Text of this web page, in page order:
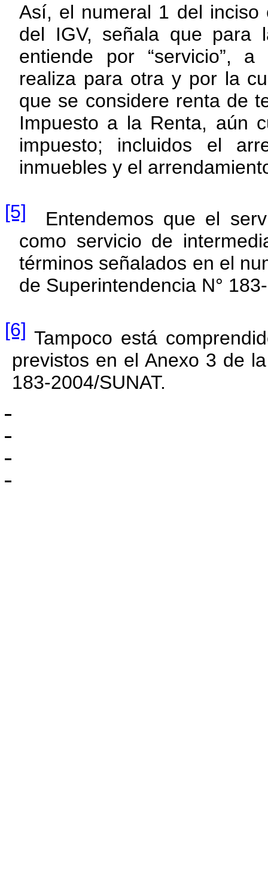
Así, el numeral 1 del
del IGV, señala que para
entiende por “servicio”,
realiza para otra y por la
que se considere renta de
Impuesto a la Renta, aún
impuesto; incluidos el
inmuebles y el
[5] Entendemos que el
como servicio de
términos señalados en el
de Superintendencia N°
[6] Tampoco está
previstos en el Anexo 3 de
183-2004/SUNAT.